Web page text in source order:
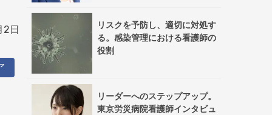
2日
リスクを予防し、適切に対処す
る。感染管理における看護師の
役割
リーダーへのステップアップ。
東京労災病院看護師インタビュ